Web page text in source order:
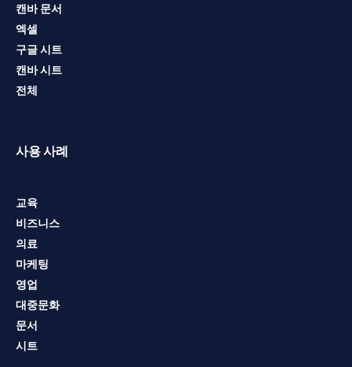
캔바 문서
엑셀
구글 시트
캔바 시트
전체
사용 사례
교육
비즈니스
의료
마케팅
영업
대중문화
문서
시트